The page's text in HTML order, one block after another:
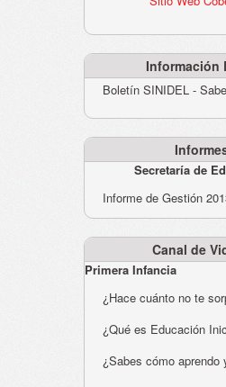
Información
Boletín SINIDEL -
Secretaría de
Informe de Gestión
Canal de
Primera Infancia
¿Hace cuánto no te
¿Qué es Educación
¿Sabes cómo aprendo